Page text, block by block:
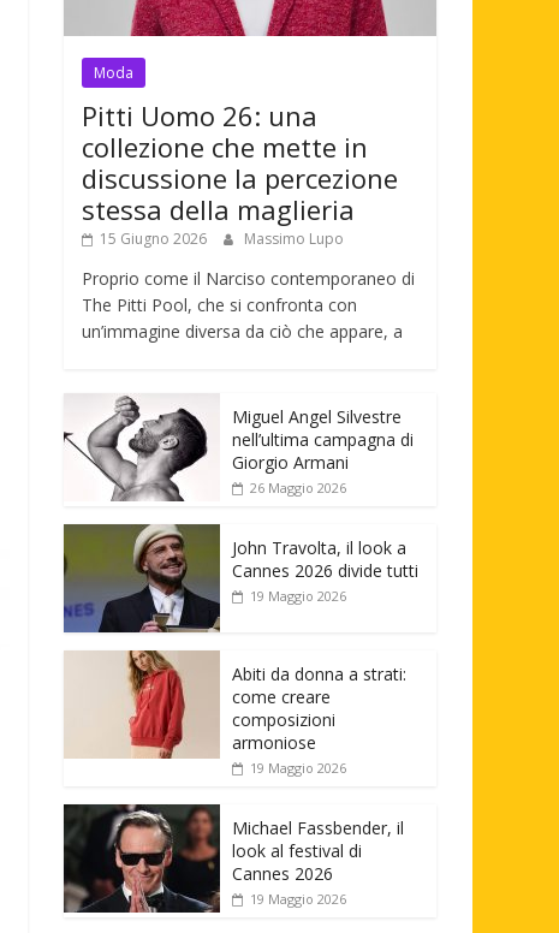
Moda
Pitti Uomo 26: una
collezione che mette in
discussione la percezione
stessa della maglieria
15 Giugno 2026 Massimo Lupo
Proprio come il Narciso contemporaneo di
The Pitti Pool, che si confronta con
un’immagine diversa da ciò che appare, a
Miguel Angel Silvestre
nell’ultima campagna di
Giorgio Armani
26 Maggio 2026
John Travolta, il look a
Cannes 2026 divide tutti
19 Maggio 2026
Abiti da donna a strati:
come creare
composizioni
armoniose
19 Maggio 2026
Michael Fassbender, il
look al festival di
Cannes 2026
19 Maggio 2026